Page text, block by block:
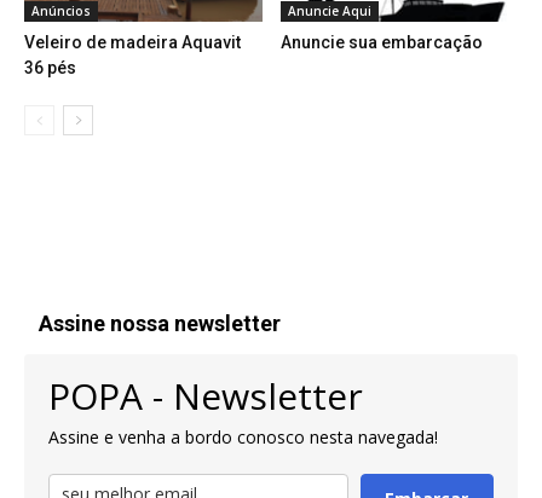
Anúncios
Veleiro de madeira Aquavit
36 pés
Anuncie Aqui
Anuncie sua embarcação
Assine nossa newsletter
POPA - Newsletter
Assine e venha a bordo conosco nesta navegada!